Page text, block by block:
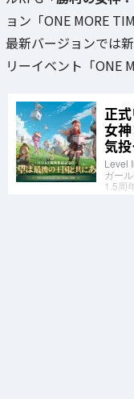
ョン「ONE MORE
最新バージョンでは
リーイベント「ONE